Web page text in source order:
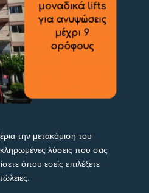
την μετακόμιση του
λύσεις που σας
όπου εσείς επιλέξετε